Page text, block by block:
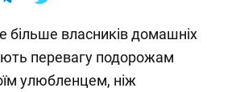
більше власників домашніх
перевагу подорожам
улюбленцем, ніж